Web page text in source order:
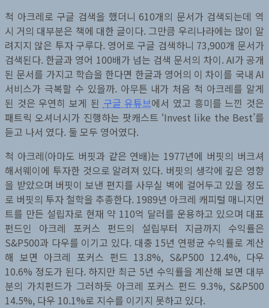
척 아크레로 구글 검색을 했더니 610개의 문서가 검색되는데 역
시 거의 대부분은 책에 대한 글이다. 그만큼 우리나라에는 많이 알
려지지 않은 투자 구루다. 영어로 구글 검색하니 73,900개 문서가
검색된다. 한글과 영어 100배가 넘는 검색 문서의 차이. AI가 공개
된 문서를 가지고 학습을 한다면 한글과 영어의 이 차이를 국내 AI
서비스가 극복할 수 있을까. 아무튼 내가 처음 척 아크레를 알게
된 것은 우연히 보게 된 구글 유튜브에서 였고 흥미를 느낀 것은
패트릭 오셔너시가 진행하는 팟캐스트 ‘Invest like the Best’를
듣고 나서 였다. 둘 모두 영어였다.
척 아크레(아마도 버핏과 같은 연배)는 1977년에 버핏의 버크셔
해서웨이에 투자한 것으로 알려져 있다. 버핏의 생각에 깊은 영향
을 받았으며 버핏이 보낸 편지를 사무실 벽에 걸어두고 있을 정도
로 버핏의 투자 철학을 추종한다. 1989년 아크레 캐피털 매니지먼
트를 만든 설립자로 현재 약 110억 달러를 운용하고 있으며 대표
펀드인 아크레 포커스 펀드의 설립부터 지금까지 수익률은
S&P500과 다우를 이기고 있다. 대충 15년 연평균 수익률로 계산
해 보면 아크레 포커스 펀드 13.8%, S&P500 12.4%, 다우
10.6% 정도가 된다. 하지만 최근 5년 수익률을 계산해 보면 대부
분의 가치펀드가 그러하듯 아크레 포커스 펀드 9.3%, S&P500
14.5%, 다우 10.1%로 지수를 이기지 못하고 있다.